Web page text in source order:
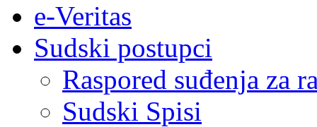
e-Veritas
Sudski postupci
Raspored suđenja za
Sudski Spisi